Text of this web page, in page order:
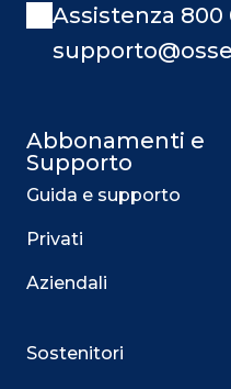
Assistenza 800
Abbonamenti e
Supporto
Guida e supporto
Privati
Aziendali
Sostenitori